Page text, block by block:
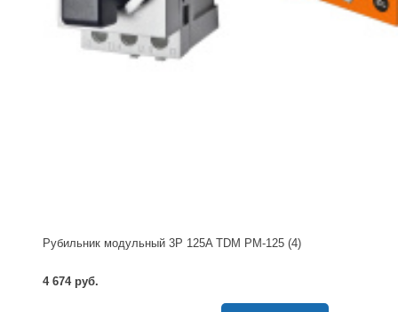
Рубильник модульный 3P 125A TDM РМ-125 (4)
4 674 руб.